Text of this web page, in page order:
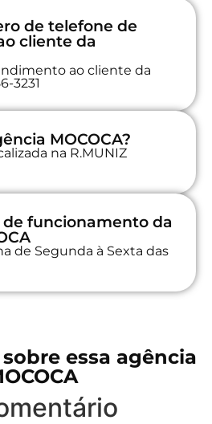
de telefone de
cliente da
ao cliente da
3231
MOCOCA?
na R.MUNIZ
de funcionamento da
de Segunda à Sexta das
essa agência